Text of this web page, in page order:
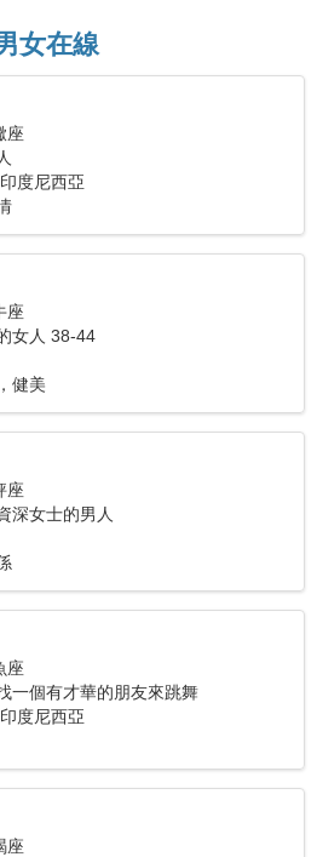
女在線
座
度尼西亞
座
女人 38-44
健美
座
深女士的男人
座
一個有才華的朋友來跳舞
度尼西亞
座